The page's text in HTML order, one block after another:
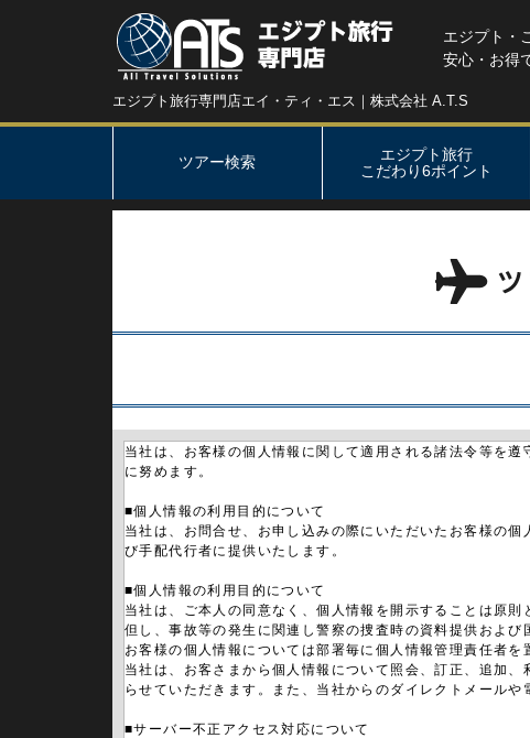
エジプト旅行専門店エイ・ティ・エス｜株式会社 A.T.S
エジプト・
安心・お得
ツアー検索
エジプト旅行
こだわり6ポイント
当社は、お客様の個人情報に関して適用される諸法令等を
に努めます。
■個人情報の利用目的について
当社は、お問合せ、お申し込みの際にいただいたお客様の
び手配代行者に提供いたします。
■個人情報の利用目的について
当社は、ご本人の同意なく、個人情報を開示することは原則
但し、事故等の発生に関連し警察の捜査時の資料提供およ
お客様の個人情報については部署毎に個人情報管理責任者
当社は、お客さまから個人情報について照会、訂正、追加
らせていただきます。また、当社からのダイレクトメール
■サーバー不正アクセス対応について